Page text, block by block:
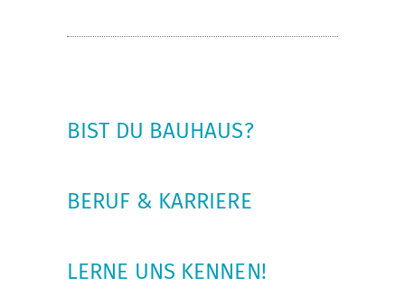
BIST DU BAUHAUS?
BERUF & KARRIERE
LERNE UNS KENNEN!